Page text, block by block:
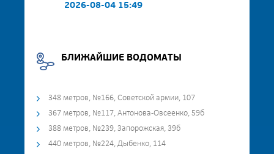
2026-08-04 15:49
БЛИЖАЙШИЕ ВОДОМАТЫ
348 метров, №166, Советской армии, 107
367 метров, №117, Антонова-Овсеенко, 59б
388 метров, №239, Запорожская, 39б
440 метров, №224, Дыбенко, 114